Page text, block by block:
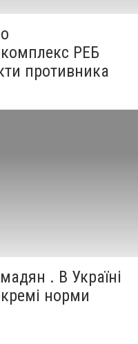
РЕБ
противника
. В Україні
норми